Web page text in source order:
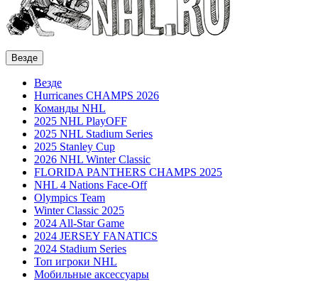
Везде
Везде
Hurricanes CHAMPS 2026
Команды NHL
2025 NHL PlayOFF
2025 NHL Stadium Series
2025 Stanley Cup
2026 NHL Winter Classic
FLORIDA PANTHERS CHAMPS 2025
NHL 4 Nations Face-Off
Olympics Team
Winter Classic 2025
2024 All-Star Game
2024 JERSEY FANATICS
2024 Stadium Series
Топ игроки NHL
Мобильные аксессуары